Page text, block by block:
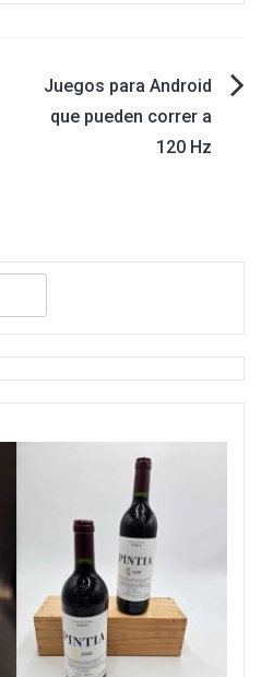
Juegos para Android
que pueden correr a
120 Hz